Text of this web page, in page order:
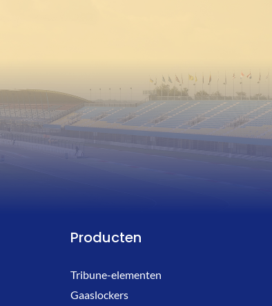
Producten
Tribune-elementen
Gaaslockers